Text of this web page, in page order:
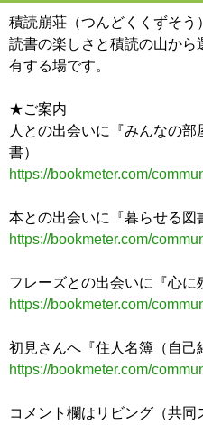
積読崩荘（つんどくくずそう
読書の楽しさと積読の山か
有する場です。
★ご案内
人との出会いに『みんなの
書）
https://bookmeter.com/
本との出会いに『暮らせる図
https://bookmeter.com/
フレーズとの出会いに『心に
https://bookmeter.com/
初見さんへ『住人名簿（自己
https://bookmeter.com/
コメント欄はリビング（共